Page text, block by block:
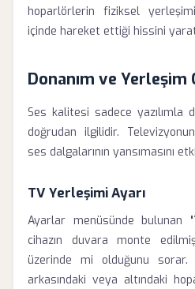
hoparlörlerin fiziksel
içinde hareket ettiği hissini
Donanım ve
Ses kalitesi sadece yazılımla
doğrudan ilgilidir.
ses dalgalarının yansımasını
TV Yerleşimi Ayarı
Ayarlar menüsünde bulunan
cihazın duvara monte
üzerinde mi olduğunu sorar.
arkasındaki veya altındaki